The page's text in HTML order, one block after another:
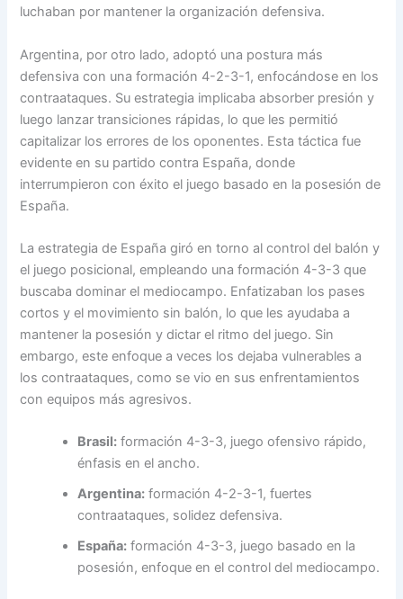
luchaban por mantener la organización defensiva.
Argentina, por otro lado, adoptó una postura más
defensiva con una formación 4-2-3-1, enfocándose en los
contraataques. Su estrategia implicaba absorber presión y
luego lanzar transiciones rápidas, lo que les permitió
capitalizar los errores de los oponentes. Esta táctica fue
evidente en su partido contra España, donde
interrumpieron con éxito el juego basado en la posesión de
España.
La estrategia de España giró en torno al control del balón y
el juego posicional, empleando una formación 4-3-3 que
buscaba dominar el mediocampo. Enfatizaban los pases
cortos y el movimiento sin balón, lo que les ayudaba a
mantener la posesión y dictar el ritmo del juego. Sin
embargo, este enfoque a veces los dejaba vulnerables a
los contraataques, como se vio en sus enfrentamientos
con equipos más agresivos.
Brasil: formación 4-3-3, juego ofensivo rápido,
énfasis en el ancho.
Argentina: formación 4-2-3-1, fuertes
contraataques, solidez defensiva.
España: formación 4-3-3, juego basado en la
posesión, enfoque en el control del mediocampo.